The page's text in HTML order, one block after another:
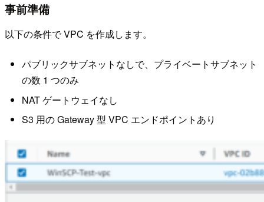
事前準備
以下の条件で VPC を作成します。
パブリックサブネットなしで、プライベートサブネット
の数 1 つのみ
NAT ゲートウェイなし
S3 用の Gateway 型 VPC エンドポイントあり